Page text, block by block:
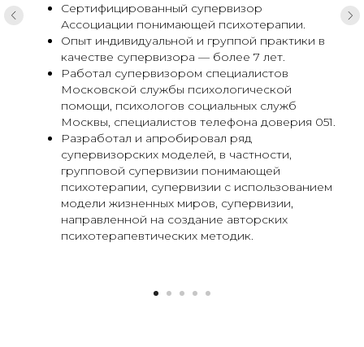
Сертифицированный супервизор
Ассоциации понимающей психотерапии.
Опыт индивидуальной и группой практики в
качестве супервизора — более 7 лет.
Работал супервизором специалистов
Московской службы психологической
помощи, психологов социальных служб
Москвы, специалистов телефона доверия 051.
Разработал и апробировал ряд
супервизорских моделей, в частности,
групповой супервизии понимающей
психотерапии, супервизии с использованием
модели жизненных миров, супервизии,
направленной на создание авторских
психотерапевтических методик.
Напишите Ваш вопрос, наш менеджер
свяжется с Вами